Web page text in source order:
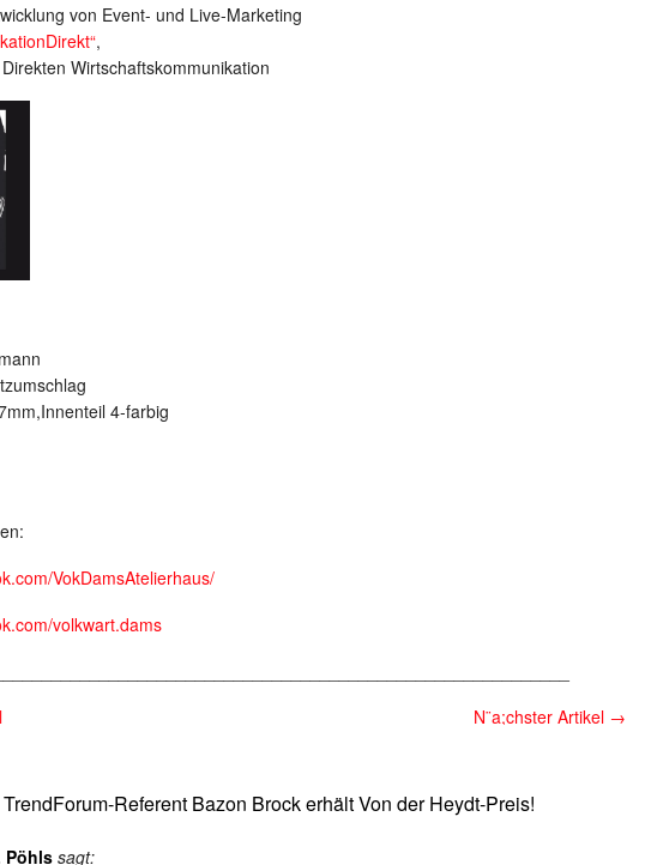
von Event- und Live-Marketing
,
Wirtschaftskommunikation
4-farbig
VokDamsAtelierhaus/
volkwart.dams
N¨a;chster Artikel →
Referent Bazon Brock erhält Von der Heydt-Preis!
Pöhls sagt: